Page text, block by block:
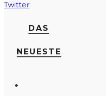
Twitter
DAS
NEUESTE